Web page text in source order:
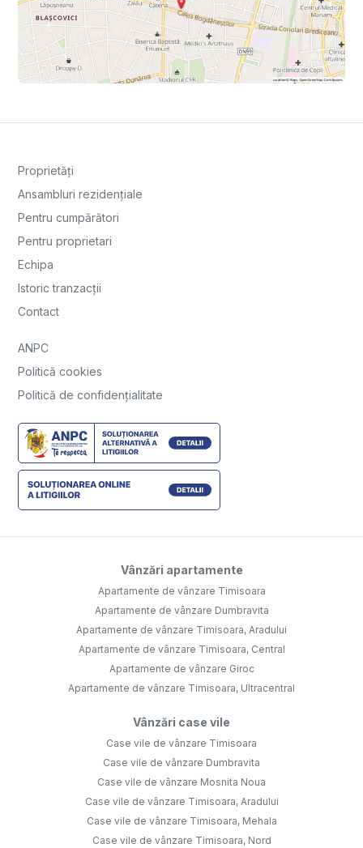
Proprietăți
Ansambluri rezidențiale
Pentru cumpărători
Pentru proprietari
Echipa
Istoric tranzacții
Contact
ANPC
Politică cookies
Politică de confidențialitate
Vânzări apartamente
Apartamente de vânzare Timisoara
Apartamente de vânzare Dumbravita
Apartamente de vânzare Timisoara, Aradului
Apartamente de vânzare Timisoara, Central
Apartamente de vânzare Giroc
Apartamente de vânzare Timisoara, Ultracentral
Vânzări case vile
Case vile de vânzare Timisoara
Case vile de vânzare Dumbravita
Case vile de vânzare Mosnita Noua
Case vile de vânzare Timisoara, Aradului
Case vile de vânzare Timisoara, Mehala
Case vile de vânzare Timisoara, Nord